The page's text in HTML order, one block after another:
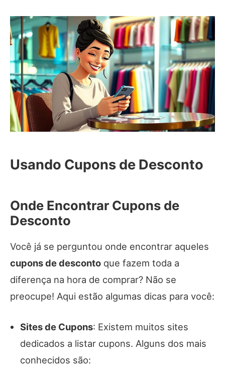
Usando Cupons de Desconto
Onde Encontrar Cupons de
Desconto
Você já se perguntou onde encontrar aqueles
cupons de desconto que fazem toda a
diferença na hora de comprar? Não se
preocupe! Aqui estão algumas dicas para você:
Sites de Cupons: Existem muitos sites
dedicados a listar cupons. Alguns dos mais
conhecidos são: